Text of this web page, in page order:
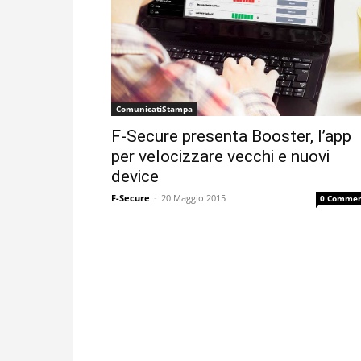
ComunicatiStampa
F-Secure presenta Booster, l’app
per velocizzare vecchi e nuovi
device
F-Secure - 20 Maggio 2015 0